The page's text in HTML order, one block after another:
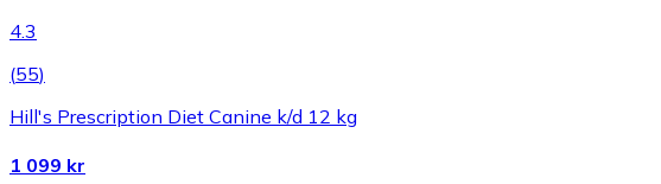
4.3
(55)
Hill's Prescription Diet Canine k/d 12 kg
1 099 kr